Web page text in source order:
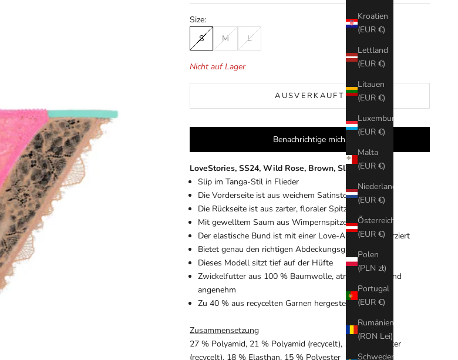
Kroatien
(EUR €)
Lettland
(EUR €)
Litauen
(EUR €)
Luxemburg
(EUR €)
Malta
(EUR €)
Niederlande
(EUR €)
Österreich
(EUR €)
Polen
(PLN zł)
Portugal
(EUR €)
Rumänien
(RON Lei)
Schweden
Size:
S
M L
Nicht auf Lager
AUSVERKAUFT
Benachrichtige mich.
LoveStories, SS24, Wild Rose, Brown, Slip
Slip im Tanga-Stil in Flieder
Die Vorderseite ist aus weichem Satinstoff gefertigt
Die Rückseite ist aus zarter, floraler Spitze gefertigt
Mit gewelltem Saum aus Wimpernspitze verziert
Der elastische Bund ist mit einer Love-Applikation verziert
Bietet genau den richtigen Abdeckungsgrad
Dieses Modell sitzt tief auf der Hüfte
Zwickelfutter aus 100 % Baumwolle, atmungsaktiv und
angenehm
Zu 40 % aus recycelten Garnen hergestellt
Zusammensetzung
27 % Polyamid, 21 % Polyamid (recycelt), 19 % Polyester
(recycelt), 18 % Elasthan, 15 % Polyester